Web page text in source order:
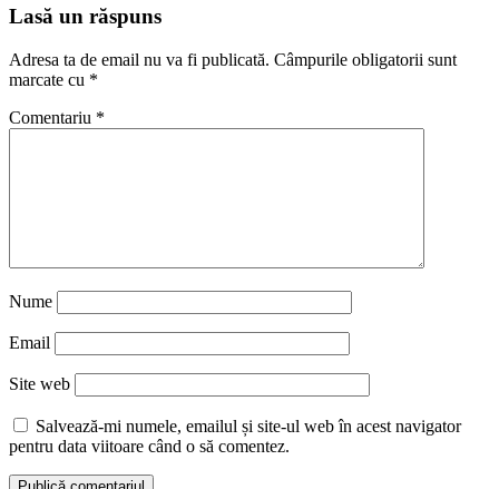
Lasă un răspuns
Adresa ta de email nu va fi publicată. Câmpurile obligatorii sunt
marcate cu *
Comentariu *
Nume
Email
Site web
Salvează-mi numele, emailul și site-ul web în acest navigator
pentru data viitoare când o să comentez.